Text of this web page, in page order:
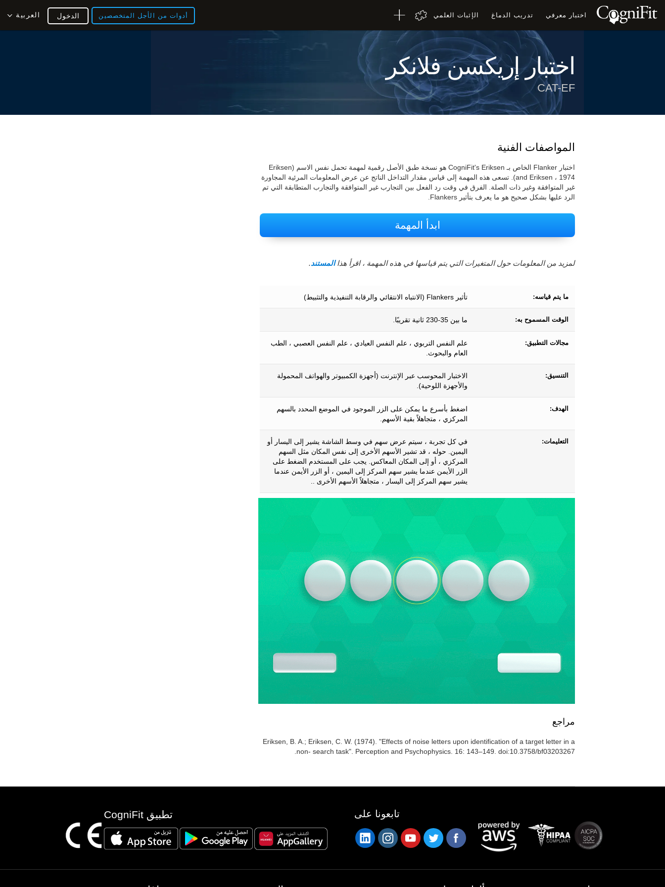
اختبار معرفي تدريب الدماغ الإثبات العلمي أدوات من الأجل المتخصصين العربية الدخول
اختبار إريكسن فلانكر
CAT-EF
المواصفات الفنية
اختبار Flanker الخاص بـ CogniFit's Eriksen هو نسخة طبق الأصل رقمية لمهمة تحمل نفس الاسم (Eriksen
and Eriksen ، 1974). تسعى هذه المهمة إلى قياس مقدار التداخل الناتج عن عرض المعلومات المرئية المجاورة
غير المتوافقة وغير ذات الصلة. الفرق في وقت رد الفعل بين التجارب غير المتوافقة والتجارب المتطابقة التي تم
الرد عليها بشكل صحيح هو ما يعرف بتأثير Flankers.
ابدأ المهمة
لمزيد من المعلومات حول المتغيرات التي يتم قياسها في هذه المهمة ، اقرأ هذاالمستند.
ما يتم قياسه: تأثير Flankers (الانتباه الانتقائي والرقابة التنفيذية والتثبيط)
الوقت المسموح به: ما بين 35-230 ثانية تقريبًا.
مجالات التطبيق:
علم النفس التربوي ، علم النفس العيادي ، علم النفس العصبي ، الطب
العام والبحوث.
التنسيق:
الاختبار المحوسب عبر الإنترنت (أجهزة الكمبيوتر والهواتف المحمولة
والأجهزة اللوحية).
الهدف:
اضغط بأسرع ما يمكن على الزر الموجود في الموضع المحدد بالسهم
المركزي ، متجاهلاً بقية الأسهم.
التعليمات:
في كل تجربة ، سيتم عرض سهم في وسط الشاشة يشير إلى اليسار أو
اليمين. حوله ، قد تشير الأسهم الأخرى إلى نفس المكان مثل السهم
المركزي ، أو إلى المكان المعاكس. يجب على المستخدم الضغط على
الزر الأيمن عندما يشير سهم المركز إلى اليمين ، أو الزر الأيمن عندما
يشير سهم المركز إلى اليسار ، متجاهلاً الأسهم الأخرى ..
مراجع
Eriksen, B. A.; Eriksen, C. W. (1974). "Effects of noise letters upon identification of a target letter in a
non- search task". Perception and Psychophysics. 16: 143–149. doi:10.3758/bf03203267.
تطبيق CogniFit تابعونا على